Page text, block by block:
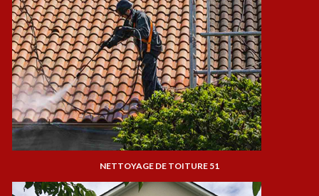
NETTOYAGE DE TOITURE 51